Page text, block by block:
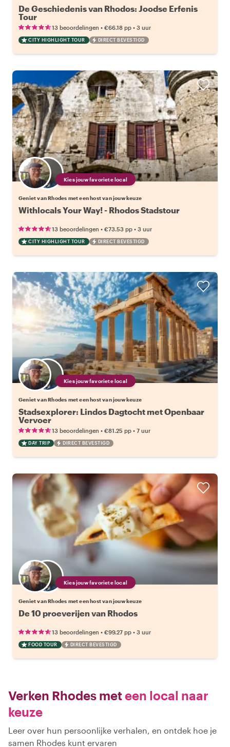
De Geschiedenis van Rhodos: Joodse Erfenis
Tour
13 beoordelingen • €66.18 pp • 3 uur
CITY HIGHLIGHT TOUR DIRECT BEVESTIGD
Kies jouw favoriete local
Geniet van Rhodes met een host van jouw keuze
Withlocals Your Way! - Rhodos Stadstour
13 beoordelingen • €73.53 pp • 3 uur
CITY HIGHLIGHT TOUR DIRECT BEVESTIGD
Kies jouw favoriete local
Geniet van Rhodes met een host van jouw keuze
Stadsexplorer: Lindos Dagtocht met Openbaar
Vervoer
13 beoordelingen • €81.25 pp • 7 uur
DAY TRIP DIRECT BEVESTIGD
Kies jouw favoriete local
Geniet van Rhodes met een host van jouw keuze
De 10 proeverijen van Rhodos
13 beoordelingen • €99.27 pp • 3 uur
FOOD TOUR DIRECT BEVESTIGD
Verken Rhodes meteen local naar
keuze
Leer over hun persoonlijke verhalen, en ontdek hoe je
samen Rhodes kunt ervaren